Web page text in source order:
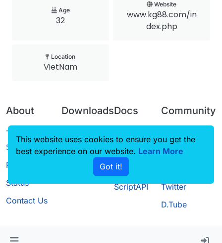
Age
32
Website
www.kg88.com/in
dex.php
Location
VietNam
About
Terms of
Service
Privacy Policy
Status
Contact Us
Downloads
Source code
Docs
CustomHUD
AutoSettings
ScriptAPI
Community
Guilded
Twitter
D.Tube
This website uses cookies to ensure you get the
best experience on our website. Learn More
Got it!